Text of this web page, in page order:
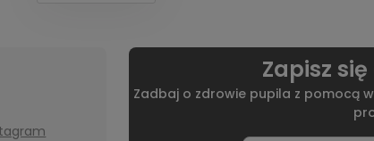
Zapisz
Zadbaj o zdrowie pupila z pomocą